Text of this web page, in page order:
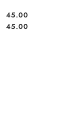
Cena:
45.00
Cena:
45.00